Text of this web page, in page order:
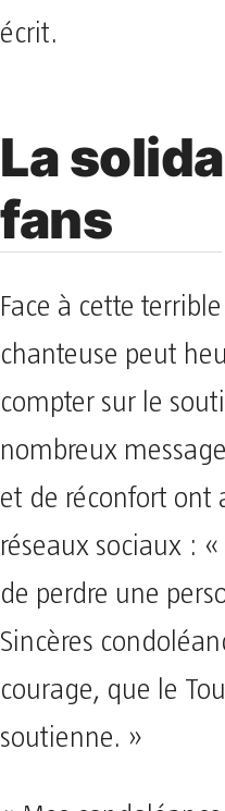
écrit.
La
fans
Face à cette
chanteuse peut
compter sur le
nombreux
et de réconfort ont
réseaux sociaux :
de perdre une
Sincères
courage, que le
soutienne. »